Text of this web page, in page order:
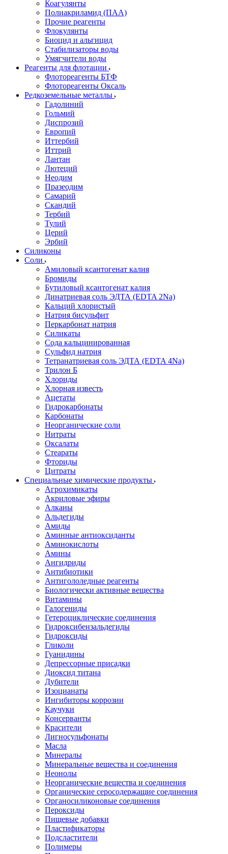
Коагулянты
Полиакриламид (ПАА)
Прочие реагенты
Флокулянты
Биоцид и альгицид
Стабилизаторы воды
Умягчители воды
Реагенты для флотации
Флотореагенты БТФ
Флотореагенты Оксаль
Редкоземельные металлы
Гадолиний
Гольмий
Диспрозий
Европий
Иттербий
Иттрий
Лантан
Лютеций
Неодим
Празеодим
Самарий
Скандий
Тербий
Тулий
Церий
Эрбий
Силиконы
Соли
Амиловый ксантогенат калия
Бромиды
Бутиловый ксантогенат калия
Динатриевая соль ЭДТА (EDTA 2Na)
Кальций хлористый
Натрия бисульфит
Перкарбонат натрия
Силикаты
Сода кальцинированная
Сульфид натрия
Тетранатриевая соль ЭДТА (EDTA 4Na)
Трилон Б
Хлориды
Хлорная известь
Ацетаты
Гидрокарбонаты
Карбонаты
Неорганические соли
Нитраты
Оксалаты
Стеараты
Фториды
Цитраты
Специальные химические продукты
Агрохимикаты
Акриловые эфиры
Алканы
Альдегиды
Амиды
Аминные антиоксиданты
Аминокислоты
Амины
Ангидриды
Антибиотики
Антигололедные реагенты
Биологически активные вещества
Витамины
Галогениды
Гетероциклические соединения
Гидроксибензальдегиды
Гидроксиды
Гликоли
Гуанидины
Депрессорные присадки
Диоксид титана
Дубители
Изоцианаты
Ингибиторы коррозии
Каучуки
Консерванты
Красители
Лигносульфонаты
Масла
Минералы
Минеральные вещества и соединения
Неонолы
Неорганические вещества и соединения
Органические серосодержащие соединения
Органосиликоновые соединения
Пероксиды
Пищевые добавки
Пластификаторы
Подсластители
Полимеры